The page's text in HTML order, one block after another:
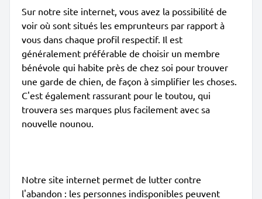
Sur notre site internet, vous avez la possibilité de
voir où sont situés les emprunteurs par rapport à
vous dans chaque profil respectif. Il est
généralement préférable de choisir un membre
bénévole qui habite près de chez soi pour trouver
une garde de chien, de façon à simplifier les choses.
C'est également rassurant pour le toutou, qui
trouvera ses marques plus facilement avec sa
nouvelle nounou.
Notre site internet permet de lutter contre
l'abandon : les personnes indisponibles peuvent